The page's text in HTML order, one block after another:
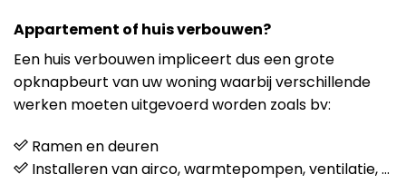
Appartement of huis verbouwen?
Een huis verbouwen impliceert dus een grote
opknapbeurt van uw woning waarbij verschillende
werken moeten uitgevoerd worden zoals bv:
Ramen en deuren
Installeren van airco, warmtepompen, ventilatie, …